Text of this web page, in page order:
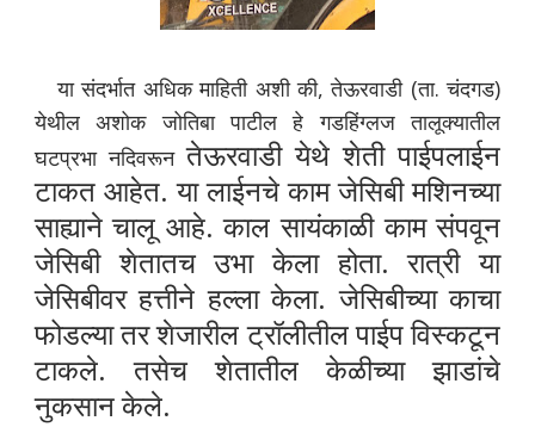
या संदर्भात अधिक माहिती अशी की, तेऊरवाडी (ता. चंदगड)
येथील अशोक जोतिबा पाटील हे गडहिंग्लज तालूक्यातील
घटप्रभा नदिवरूनतेऊरवाडी येथे शेती पाईपलाईन
टाकत आहेत. या लाईनचे काम जेसिबी मशिनच्या
साह्याने चालू आहे. काल सायंकाळी काम संपवून
जेसिबी शेतातच उभा केला होता. रात्री या
जेसिबीवर हत्तीने हल्ला केला. जेसिबीच्या काचा
फोडल्या तर शेजारील ट्रॉलीतील पाईप विस्कटून
टाकले. तसेच शेतातील केळीच्या झाडांचे
नुकसान केले.